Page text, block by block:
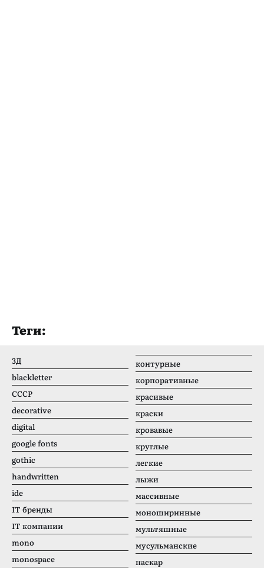
Теги:
3Д
blackletter
CCCР
decorative
digital
google fonts
gothic
handwritten
ide
IT бренды
IT компании
mono
monospace
контурные
корпоративные
красивые
краски
кровавые
круглые
легкие
лыжи
массивные
моноширинные
мультяшные
мусульманские
наскар